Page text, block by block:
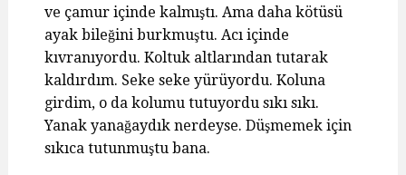
ve çamur içinde kalmıştı. Ama daha kötüsü
ayak bileğini burkmuştu. Acı içinde
kıvranıyordu. Koltuk altlarından tutarak
kaldırdım. Seke seke yürüyordu. Koluna
girdim, o da kolumu tutuyordu sıkı sıkı.
Yanak yanağaydık nerdeyse. Düşmemek için
sıkıca tutunmuştu bana.